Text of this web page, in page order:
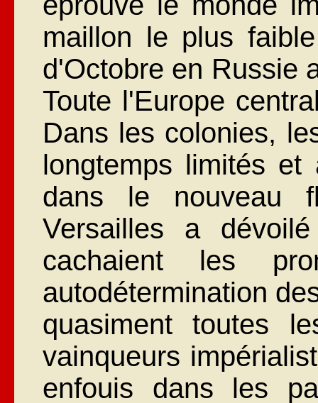
maillon le plus
d'Octobre en Russie
Toute l'Europe
Dans les colonies,
longtemps limités et
dans le nouveau
Versailles a
cachaient les
autodétermination
quasiment toutes
vainqueurs
enfouis dans les